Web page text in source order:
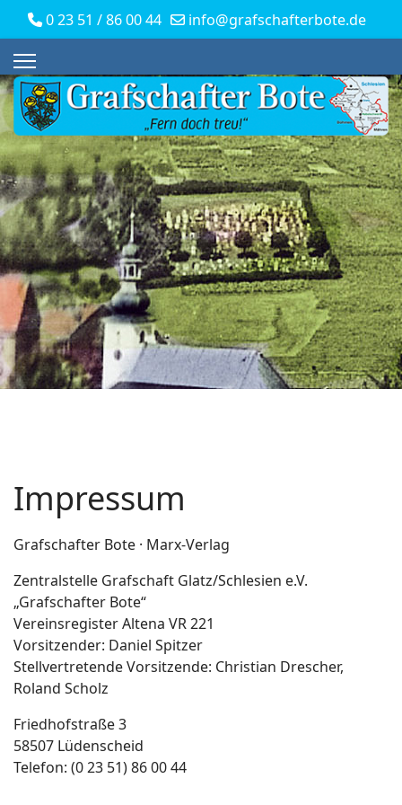
0 23 51 / 86 00 44 info@grafschafterbote.de
Impressum
Grafschafter Bote · Marx-Verlag
Zentralstelle Grafschaft Glatz/Schlesien e.V.
„Grafschafter Bote“
Vereinsregister Altena VR 221
Vorsitzender: Daniel Spitzer
Stellvertretende Vorsitzende: Christian Drescher,
Roland Scholz
Friedhofstraße 3
58507 Lüdenscheid
Telefon: (0 23 51) 86 00 44